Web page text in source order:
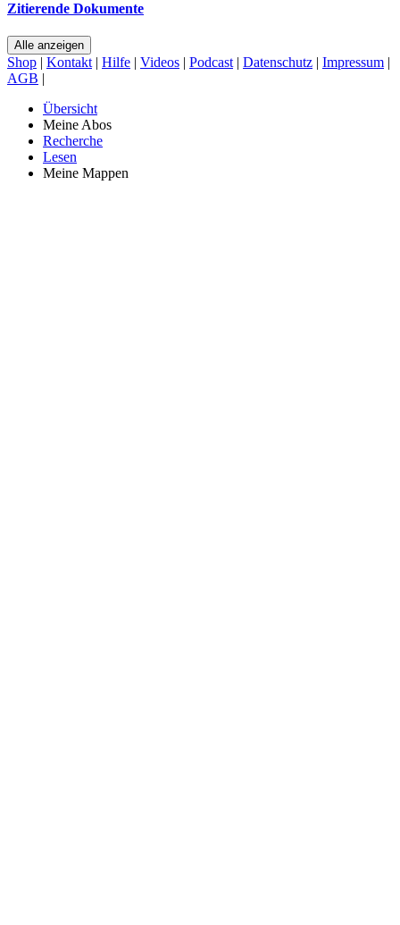
Zitierende Dokumente
Alle anzeigen
Shop | Kontakt | Hilfe | Videos | Podcast | Datenschutz | Impressum |
AGB |
Übersicht
Meine Abos
Recherche
Lesen
Meine Mappen